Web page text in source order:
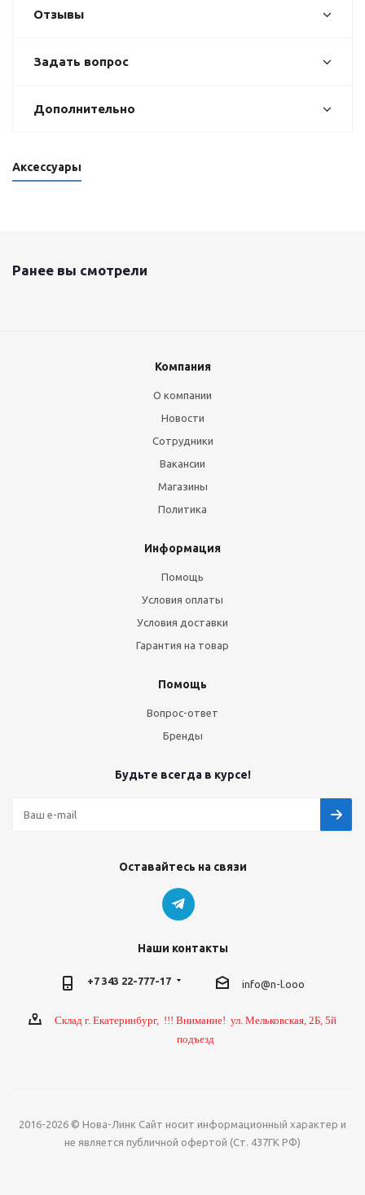
Отзывы
Задать вопрос
Дополнительно
Аксессуары
Ранее вы смотрели
Компания
О компании
Новости
Сотрудники
Вакансии
Магазины
Политика
Информация
Помощь
Условия оплаты
Условия доставки
Гарантия на товар
Помощь
Вопрос-ответ
Бренды
Будьте всегда в курсе!
Оставайтесь на связи
Наши контакты
+7 343 22-777-17 info@n-l.ooo
Склад г. Екатеринбург, !!! Внимание! ул. Мельковская, 2Б, 5й
подъезд
2016-2026 © Нова-Линк Сайт носит информационный характер и
не является публичной офертой (Ст. 437ГК РФ)